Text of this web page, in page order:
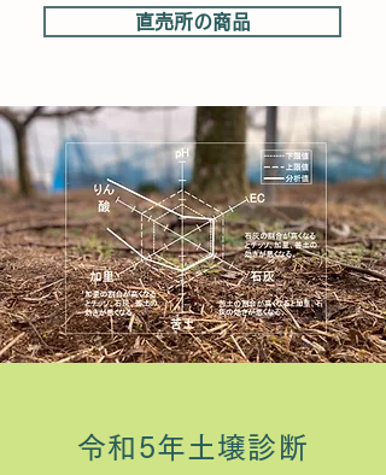
直売所の商品
令和5年土壌診断